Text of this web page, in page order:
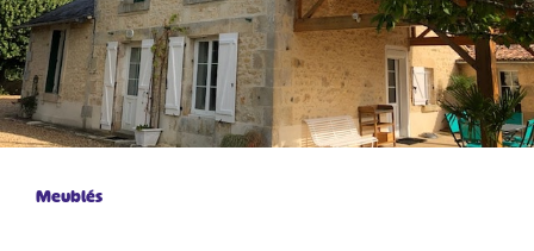
Meublés